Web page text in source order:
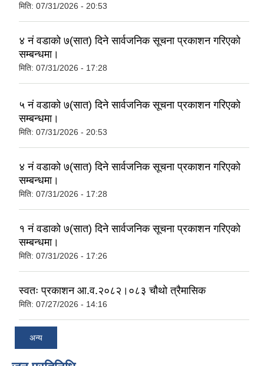
मिति: 07/31/2026 - 20:53
४ नं वडाको ७(सात) दिने सार्वजनिक सूचना प्रकाशन गरिएको
सम्बन्धमा।
मिति: 07/31/2026 - 17:28
५ नं वडाको ७(सात) दिने सार्वजनिक सूचना प्रकाशन गरिएको
सम्बन्धमा।
मिति: 07/31/2026 - 20:53
४ नं वडाको ७(सात) दिने सार्वजनिक सूचना प्रकाशन गरिएको
सम्बन्धमा।
मिति: 07/31/2026 - 17:28
१ नं वडाको ७(सात) दिने सार्वजनिक सूचना प्रकाशन गरिएको
सम्बन्धमा।
मिति: 07/31/2026 - 17:26
स्वतः प्रकाशन आ.व.२०८२।०८३ चौथो त्रैमासिक
मिति: 07/27/2026 - 14:16
अन्य